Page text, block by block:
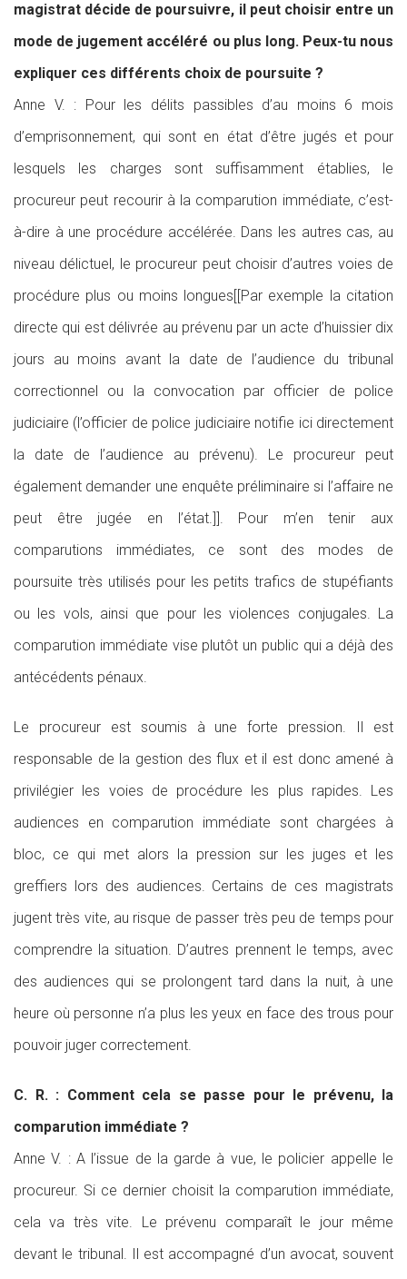
magistrat décide de poursuivre, il peut choisir entre un
mode de jugement accéléré ou plus long. Peux-tu nous
expliquer ces différents choix de poursuite ?
Anne V. : Pour les délits passibles d’au moins 6 mois
d’emprisonnement, qui sont en état d’être jugés et pour
lesquels les charges sont suffisamment établies, le
procureur peut recourir à la comparution immédiate, c’est-
à-dire à une procédure accélérée. Dans les autres cas, au
niveau délictuel, le procureur peut choisir d’autres voies de
procédure plus ou moins longues[[Par exemple la citation
directe qui est délivrée au prévenu par un acte d’huissier dix
jours au moins avant la date de l’audience du tribunal
correctionnel ou la convocation par officier de police
judiciaire (l’officier de police judiciaire notifie ici directement
la date de l’audience au prévenu). Le procureur peut
également demander une enquête préliminaire si l’affaire ne
peut être jugée en l’état.]]. Pour m’en tenir aux
comparutions immédiates, ce sont des modes de
poursuite très utilisés pour les petits trafics de stupéfiants
ou les vols, ainsi que pour les violences conjugales. La
comparution immédiate vise plutôt un public qui a déjà des
antécédents pénaux.
Le procureur est soumis à une forte pression. Il est
responsable de la gestion des flux et il est donc amené à
privilégier les voies de procédure les plus rapides. Les
audiences en comparution immédiate sont chargées à
bloc, ce qui met alors la pression sur les juges et les
greffiers lors des audiences. Certains de ces magistrats
jugent très vite, au risque de passer très peu de temps pour
comprendre la situation. D’autres prennent le temps, avec
des audiences qui se prolongent tard dans la nuit, à une
heure où personne n’a plus les yeux en face des trous pour
pouvoir juger correctement.
C. R. : Comment cela se passe pour le prévenu, la
comparution immédiate ?
Anne V. : A l’issue de la garde à vue, le policier appelle le
procureur. Si ce dernier choisit la comparution immédiate,
cela va très vite. Le prévenu comparaît le jour même
devant le tribunal. Il est accompagné d’un avocat, souvent